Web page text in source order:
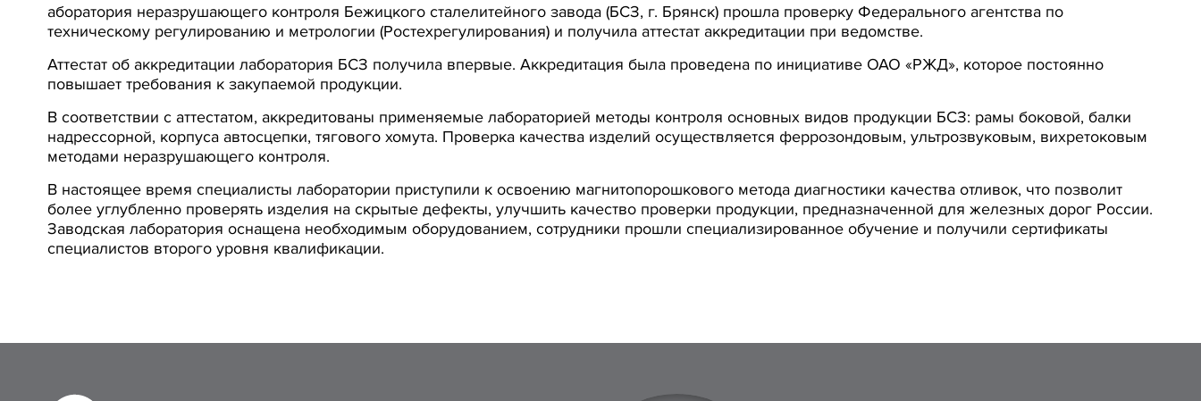
аборатория неразрушающего контроля Бежицкого сталелитейного завода (БСЗ, г. Брянск) прошла проверку Федерального агентства по
техническому регулированию и метрологии (Ростехрегулирования) и получила аттестат аккредитации при ведомстве.
Аттестат об аккредитации лаборатория БСЗ получила впервые. Аккредитация была проведена по инициативе ОАО «РЖД», которое постоянно
повышает требования к закупаемой продукции.
В соответствии с аттестатом, аккредитованы применяемые лабораторией методы контроля основных видов продукции БСЗ: рамы боковой, балки
надрессорной, корпуса автосцепки, тягового хомута. Проверка качества изделий осуществляется феррозондовым, ультрозвуковым, вихретоковым
методами неразрушающего контроля.
В настоящее время специалисты лаборатории приступили к освоению магнитопорошкового метода диагностики качества отливок, что позволит
более углубленно проверять изделия на скрытые дефекты, улучшить качество проверки продукции, предназначенной для железных дорог России.
Заводская лаборатория оснащена необходимым оборудованием, сотрудники прошли специализированное обучение и получили сертификаты
специалистов второго уровня квалификации.